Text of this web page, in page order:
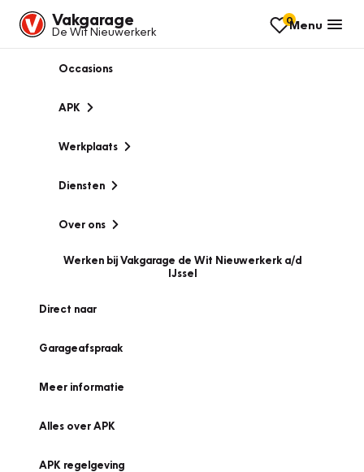
Vakgarage
De Wit Nieuwerkerk
0Menu
Occasions
APK
Werkplaats
Diensten
Over ons
Werken bij Vakgarage de Wit Nieuwerkerk a/d
IJssel
Direct naar
Garageafspraak
Meer informatie
Alles over APK
APK regelgeving